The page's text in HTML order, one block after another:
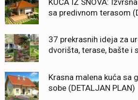
sa predivnom terasom
37 prekrasnih ideja za
dvorišta, terase, bašte i
Krasna malena kuća sa
sobe (DETALJAN PLAN)